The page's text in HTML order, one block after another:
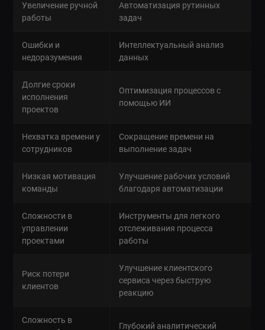
Увеличение ручной
работы
Автоматизация рутинных
задач
Ошибки и
недоразумения
Интеллектуальный анализ
данных
Долгие сроки
исполнения
проектов
Оптимизация процессов с
помощью ИИ
Нехватка времени у
сотрудников
Сокращение времени на
выполнение задач
Низкая мотивация
команды
Улучшение рабочих условий
благодаря автоматизации
Сложности в
управлении
проектами
Инструменты для легкого
отслеживания процесса
работы
Риск потери
клиентов
Улучшение клиентского
сервиса через быструю
реакцию
Сложность в
Глубокий аналитический